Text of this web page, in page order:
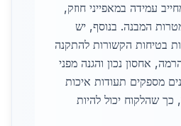
עמידה במאפייני חוזק,
המבנה. בנוסף, יש
בטיחות הקשורות להתקנה
אחסון נכון והגנה מפני
מספקים תעודות איכות
כך שהלקוח יכול להיות